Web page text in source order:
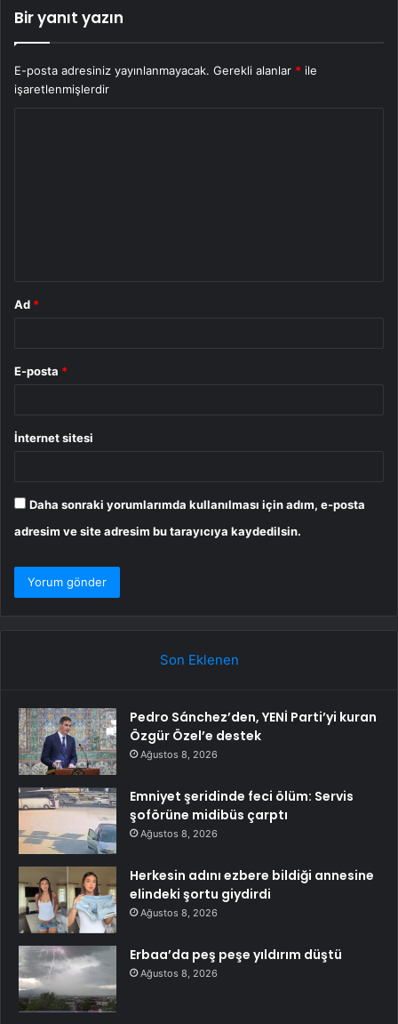
Bir yanıt yazın
E-posta adresiniz yayınlanmayacak. Gerekli alanlar * ile
işaretlenmişlerdir
Ad *
E-posta *
İnternet sitesi
Daha sonraki yorumlarımda kullanılması için adım, e-posta
adresim ve site adresim bu tarayıcıya kaydedilsin.
Son Eklenen
Pedro Sánchez’den, YENİ Parti’yi kuran
Özgür Özel’e destek
Ağustos 8, 2026
Emniyet şeridinde feci ölüm: Servis
şoförüne midibüs çarptı
Ağustos 8, 2026
Herkesin adını ezbere bildiği annesine
elindeki şortu giydirdi
Ağustos 8, 2026
Erbaa’da peş peşe yıldırım düştü
Ağustos 8, 2026